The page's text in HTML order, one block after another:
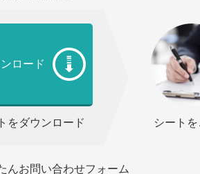
ロード
をダウンロード シート
んお問い合わせフォーム